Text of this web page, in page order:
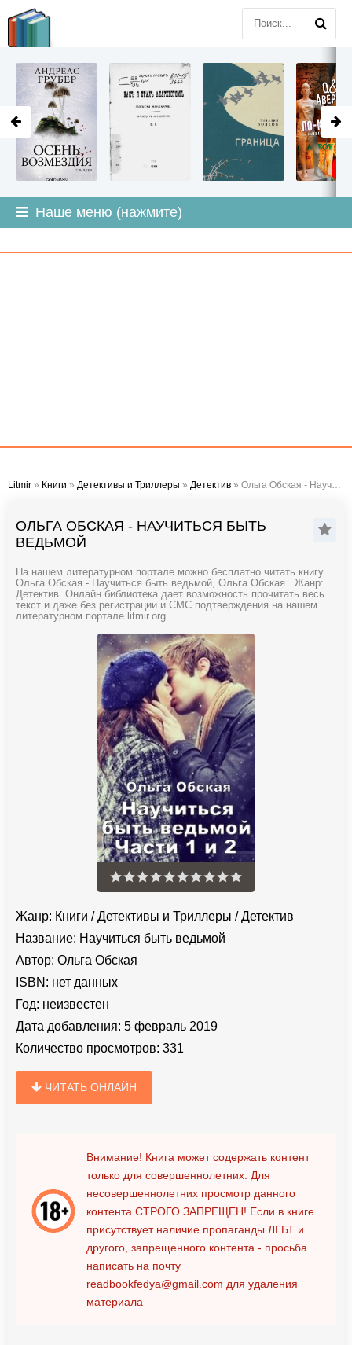
Наше меню (нажмите)
Litmir » Книги » Детективы и Триллеры » Детектив » Ольга Обская - Научиться быть ведьмой
ОЛЬГА ОБСКАЯ - НАУЧИТЬСЯ БЫТЬ
ВЕДЬМОЙ
На нашем литературном портале можно бесплатно читать книгу
Ольга Обская - Научиться быть ведьмой, Ольга Обская . Жанр:
Детектив. Онлайн библиотека дает возможность прочитать весь
текст и даже без регистрации и СМС подтверждения на нашем
литературном портале litmir.org.
Жанр: Книги /Детективы и Триллеры /Детектив
Название: Научиться быть ведьмой
Автор: Ольга Обская
ISBN: нет данных
Год: неизвестен
Дата добавления: 5 февраль 2019
Количество просмотров: 331
ЧИТАТЬ ОНЛАЙН
Внимание! Книга может содержать контент
только для совершеннолетних. Для
несовершеннолетних просмотр данного
контента СТРОГО ЗАПРЕЩЕН! Если в книге
присутствует наличие пропаганды ЛГБТ и
другого, запрещенного контента - просьба
написать на почту
readbookfedya@gmail.com для удаления
материала
LITMIR.ORG